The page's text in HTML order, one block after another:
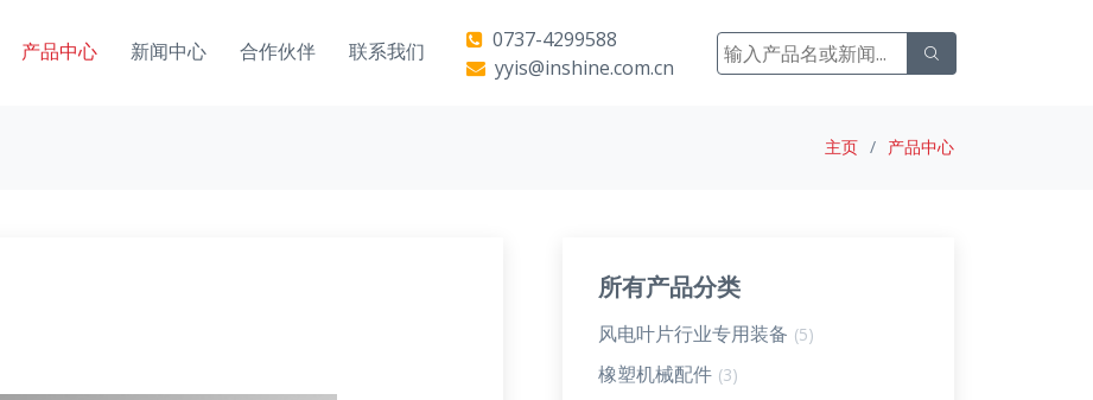
产品中心 新闻中心 合作伙伴 联系我们
0737-4299588
yyis@inshine.com.cn
主页 产品中心
所有产品分类
风电叶片行业专用装备 (5)
橡塑机械配件 (3)